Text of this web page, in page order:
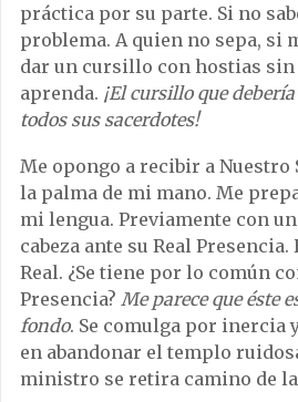
práctica por su parte. Si no
problema. A quien no sepa, si
dar un cursillo con hostias sin
aprenda. ¡El cursillo que
todos sus sacerdotes!
Me opongo a recibir a Nuestro
la palma de mi mano. Me
mi lengua. Previamente con
cabeza ante su Real
Real. ¿Se tiene por lo común
Presencia? Me parece que éste
fondo. Se comulga por inercia
en abandonar el templo
ministro se retira camino de